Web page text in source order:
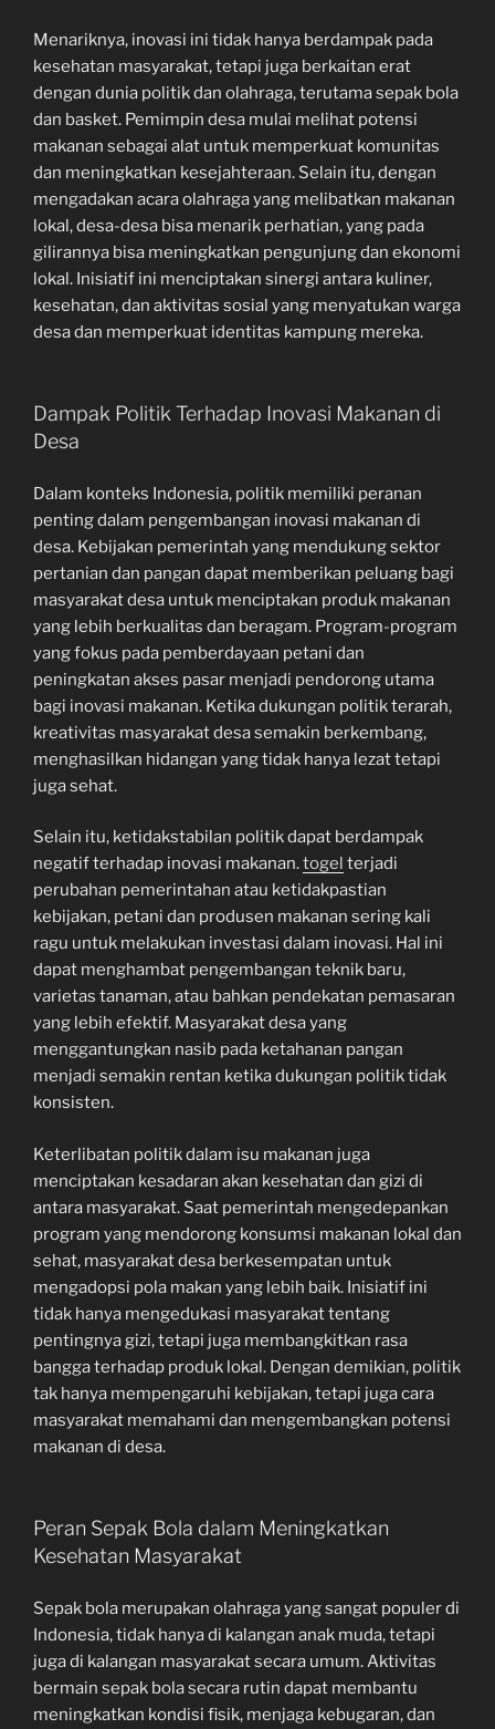
Menariknya, inovasi ini tidak hanya berdampak pada
kesehatan masyarakat, tetapi juga berkaitan erat
dengan dunia politik dan olahraga, terutama sepak bola
dan basket. Pemimpin desa mulai melihat potensi
makanan sebagai alat untuk memperkuat komunitas
dan meningkatkan kesejahteraan. Selain itu, dengan
mengadakan acara olahraga yang melibatkan makanan
lokal, desa-desa bisa menarik perhatian, yang pada
gilirannya bisa meningkatkan pengunjung dan ekonomi
lokal. Inisiatif ini menciptakan sinergi antara kuliner,
kesehatan, dan aktivitas sosial yang menyatukan warga
desa dan memperkuat identitas kampung mereka.
Dampak Politik Terhadap Inovasi Makanan di
Desa
Dalam konteks Indonesia, politik memiliki peranan
penting dalam pengembangan inovasi makanan di
desa. Kebijakan pemerintah yang mendukung sektor
pertanian dan pangan dapat memberikan peluang bagi
masyarakat desa untuk menciptakan produk makanan
yang lebih berkualitas dan beragam. Program-program
yang fokus pada pemberdayaan petani dan
peningkatan akses pasar menjadi pendorong utama
bagi inovasi makanan. Ketika dukungan politik terarah,
kreativitas masyarakat desa semakin berkembang,
menghasilkan hidangan yang tidak hanya lezat tetapi
juga sehat.
Selain itu, ketidakstabilan politik dapat berdampak
negatif terhadap inovasi makanan.togel terjadi
perubahan pemerintahan atau ketidakpastian
kebijakan, petani dan produsen makanan sering kali
ragu untuk melakukan investasi dalam inovasi. Hal ini
dapat menghambat pengembangan teknik baru,
varietas tanaman, atau bahkan pendekatan pemasaran
yang lebih efektif. Masyarakat desa yang
menggantungkan nasib pada ketahanan pangan
menjadi semakin rentan ketika dukungan politik tidak
konsisten.
Keterlibatan politik dalam isu makanan juga
menciptakan kesadaran akan kesehatan dan gizi di
antara masyarakat. Saat pemerintah mengedepankan
program yang mendorong konsumsi makanan lokal dan
sehat, masyarakat desa berkesempatan untuk
mengadopsi pola makan yang lebih baik. Inisiatif ini
tidak hanya mengedukasi masyarakat tentang
pentingnya gizi, tetapi juga membangkitkan rasa
bangga terhadap produk lokal. Dengan demikian, politik
tak hanya mempengaruhi kebijakan, tetapi juga cara
masyarakat memahami dan mengembangkan potensi
makanan di desa.
Peran Sepak Bola dalam Meningkatkan
Kesehatan Masyarakat
Sepak bola merupakan olahraga yang sangat populer di
Indonesia, tidak hanya di kalangan anak muda, tetapi
juga di kalangan masyarakat secara umum. Aktivitas
bermain sepak bola secara rutin dapat membantu
meningkatkan kondisi fisik, menjaga kebugaran, dan